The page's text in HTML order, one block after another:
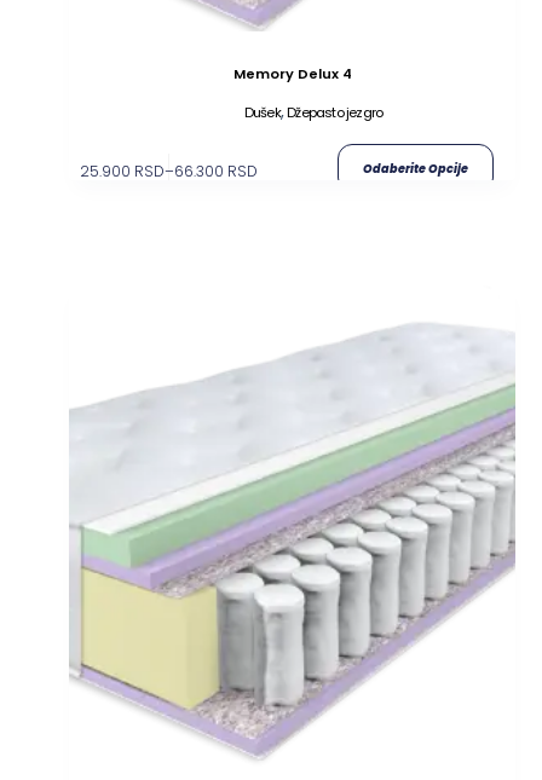
Memory Delux 4
Dušek,Džepasto jezgro
25.900 RSD–66.300 RSD Odaberite Opcije